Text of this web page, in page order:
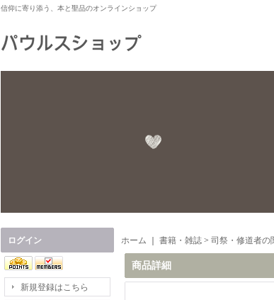
信仰に寄り添う、本と聖品のオンラインショップ
ログイン
新規登録はこちら
ホーム 書籍・雑誌 > 司祭・修道者の
商品詳細